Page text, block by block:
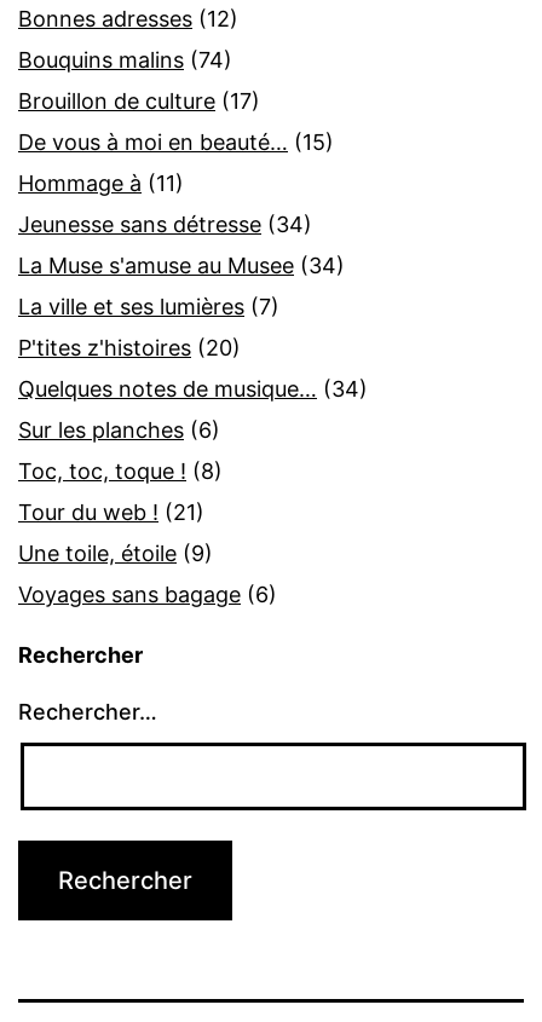
Bonnes adresses (12)
Bouquins malins (74)
Brouillon de culture (17)
De vous à moi en beauté… (15)
Hommage à (11)
Jeunesse sans détresse (34)
La Muse s'amuse au Musee (34)
La ville et ses lumières (7)
P'tites z'histoires (20)
Quelques notes de musique… (34)
Sur les planches (6)
Toc, toc, toque ! (8)
Tour du web ! (21)
Une toile, étoile (9)
Voyages sans bagage (6)
Rechercher
Rechercher…